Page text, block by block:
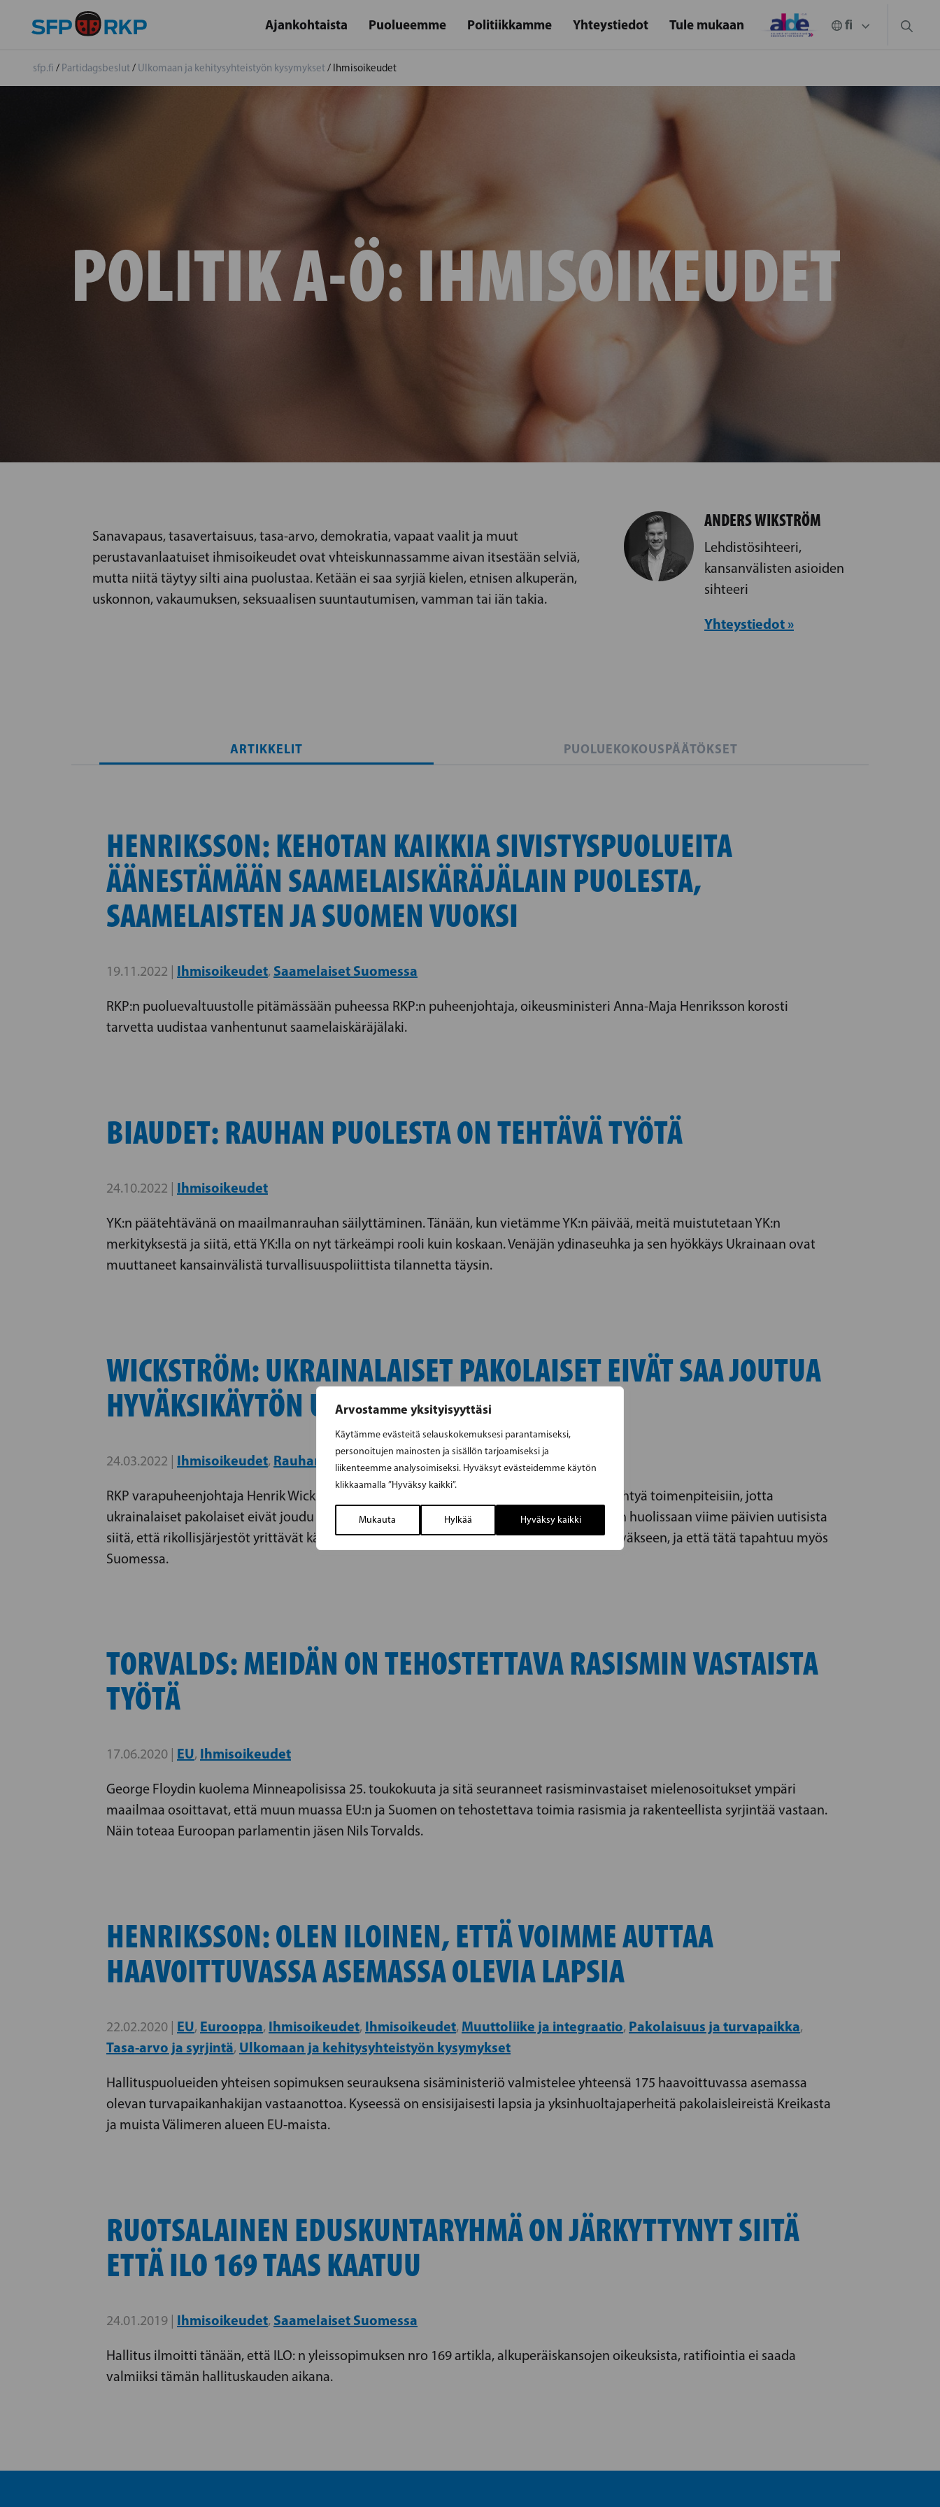
Arvostamme yksityisyyttäsi
Käytämme evästeitä selauskokemuksesi parantamiseksi,
personoitujen mainosten ja sisällön tarjoamiseksi ja
liikenteemme analysoimiseksi. Hyväksyt evästeidemme käytön
klikkaamalla ”Hyväksy kaikki”.
Mukauta Hylkää Hyväksy kaikki
Ajankohtaista Puolueemme Politiikkamme Yhteystiedot Tule mukaan
sfp.fi / Partidagsbeslut/ Ulkomaan ja kehitysyhteistyön kysymykset/ Ihmisoikeudet
POLITIK A-Ö:IHMISOIKEUDET
Sanavapaus, tasavertaisuus, tasa-arvo, demokratia, vapaat vaalit ja muut
perustavanlaatuiset ihmisoikeudet ovat vhteiskunnassamme aivan itsestään selviä,
mutta niitä täytyy silti aina puolustaa. Ketään ei saa syrjiä kielen, etnisen alkuperän,
uskonnon, vakaumuksen, seksuaalisen suuntautumisen, vamman tai iän takia.
ANDERS WIKSTRÖM
Lehdistösihteeri,
kansanvälisten asioiden
sihteeri
Yhteystiedot »
ARTIKKELIT PUOLUEKOKOUSPÄÄTÖKSET
HENRIKSSON: KEHOTAN KAIKKIA SIVISTYSPUOLUEITA
ÄÄNESTÄMÄÄN SAAMELAISKÄRÄJÄLAIN PUOLESTA,
SAAMELAISTEN JA SUOMEN VUOKSI
19.11.2022 | Ihmisoikeudet, Saamelaiset Suomessa
RKP:n puoluevaltuustolle pitämässään puheessa RKP:n puheenjohtaja, oikeusministeri Anna-Maja Henriksson korosti
tarvetta uudistaa vanhentunut saamelaiskäräjälaki.
BIAUDET: RAUHAN PUOLESTA ON TEHTÄVÄ TYÖTÄ
24.10.2022 | Ihmisoikeudet
YK:n päätehtävänä on maailmanrauhan säilyttäminen. Tänään, kun vietämme YK:n päivää, meitä muistutetaan YK:n
merkityksestä ja siitä, että YK:lla on nyt tärkeämpi rooli kuin koskaan. Venäjän ydinaseuhka ja sen hyökkäys Ukrainaan ovat
muuttaneet kansainvälistä turvallisuuspoliittista tilannetta täysin.
WICKSTRÖM: UKRAINALAISET PAKOLAISET EIVÄT SAA JOUTUA
HYVÄKSIKÄYTÖN UHREIKSI
24.03.2022 | Ihmisoikeudet, Rauhanvälitys Ulkopolitiikka
RKP varapuheenjohtaja Henrik Wickströmin mielestä kaikilla EU-mailla on velvollisuus ryhtyä toimenpiteisiin, jotta
ukrainalaiset pakolaiset eivät joudu hyväksikäytön ja ihmiskaupan uhreiksi. Wickström on huolissaan viime päivien uutisista
siitä, että rikollisjärjestöt yrittävät käyttää ukrainalaisten pakolaisten heikkoa asemaa hyväkseen, ja että tätä tapahtuu myös
Suomessa.
TORVALDS: MEIDÄN ON TEHOSTETTAVA RASISMIN VASTAISTA
TYÖTÄ
17.06.2020 | EU, Ihmisoikeudet
George Floydin kuolema Minneapolisissa 25. toukokuuta ja sitä seuranneet rasisminvastaiset mielenosoitukset ympäri
maailmaa osoittavat, että muun muassa EU:n ja Suomen on tehostettava toimia rasismia ja rakenteellista syrjintää vastaan.
Näin toteaa Euroopan parlamentin jäsen Nils Torvalds.
HENRIKSSON: OLEN ILOINEN, ETTÄ VOIMME AUTTAA
HAAVOITTUVASSA ASEMASSA OLEVIA LAPSIA
22.02.2020 | EU, Eurooppa, Ihmisoikeudet, Ihmisoikeudet, Muuttoliike ja integraatio, Pakolaisuus ja turvapaikka,
Tasa-arvo ja syrjintä, Ulkomaan ja kehitysyhteistyön kysymykset
Hallituspuolueiden yhteisen sopimuksen seurauksena sisäministeriö valmistelee yhteensä 175 haavoittuvassa asemassa
olevan turvapaikanhakijan vastaanottoa. Kyseessä on ensisijaisesti lapsia ja yksinhuoltajaperheitä pakolaisleireistä Kreikasta
ja muista Välimeren alueen EU-maista.
RUOTSALAINEN EDUSKUNTARYHMÄ ON JÄRKYTTYNYT SIITÄ
ETTÄ ILO 169 TAAS KAATUU
24.01.2019 | Ihmisoikeudet, Saamelaiset Suomessa
Hallitus ilmoitti tänään, että ILO: n yleissopimuksen nro 169 artikla, alkuperäiskansojen oikeuksista, ratifiointia ei saada
valmiiksi tämän hallituskauden aikana.